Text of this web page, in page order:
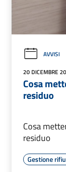
AVVISI
20 DICEMBRE
Cosa
residuo
Cosa
residuo
Gestione